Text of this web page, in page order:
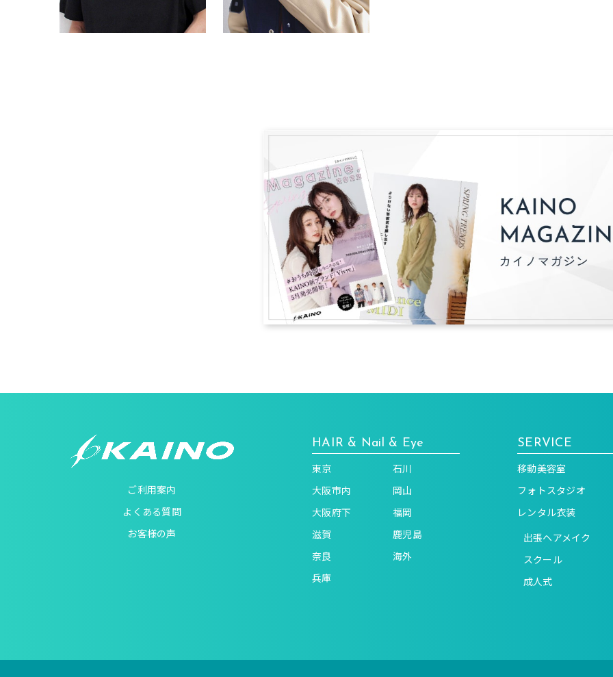
ご利用案内
よくある質問
お客様の声
HAIR & Nail & Eye
東京
大阪市内
大阪府下
滋賀
奈良
兵庫
石川
岡山
福岡
鹿児島
海外
SERVICE
移動美容室
フォトスタジオ
レンタル衣装
出張ヘアメイク
スクール
成人式